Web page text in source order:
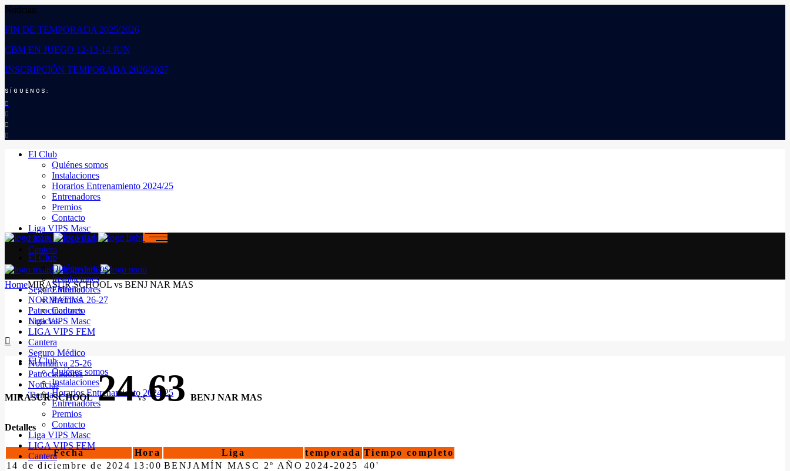
Noticias:
FIN DE TEMPORADA 2025/2026
CBM EN JUEGO 12-13-14 JUN
INSCRIPCIÓN TEMPORADA 2026/2027
SÍGUENOS:
El Club
Quiénes somos
Instalaciones
Horarios Entrenamiento 2024/25
Entrenadores
Premios
Contacto
Liga VIPS Masc
LIGA VIPS FEM
Cantera
Seguro Médico
NORMATIVA 26-27
Patrocinadores
Noticias
El Club
Quiénes somos
Instalaciones
Horarios Entrenamiento 2024/25
Entrenadores
Premios
Contacto
Liga VIPS Masc
LIGA VIPS FEM
Cantera
El Club
Quiénes somos
Instalaciones
Entrenadores
Premios
Contacto
Liga VIPS Masc
LIGA VIPS FEM
Cantera
Seguro Médico
Normativa 25-26
Patrocinadores
Noticias
Tienda
HomeMIRASUR SCHOOL vs BENJ NAR MAS
MIRASUR SCHOOL 24vs63 BENJ NAR MAS
Detalles
Fecha Hora Liga temporada Tiempo completo
14 de diciembre de 2024 13:00 BENJAMÍN MASC 2º AÑO 2024-2025 40'